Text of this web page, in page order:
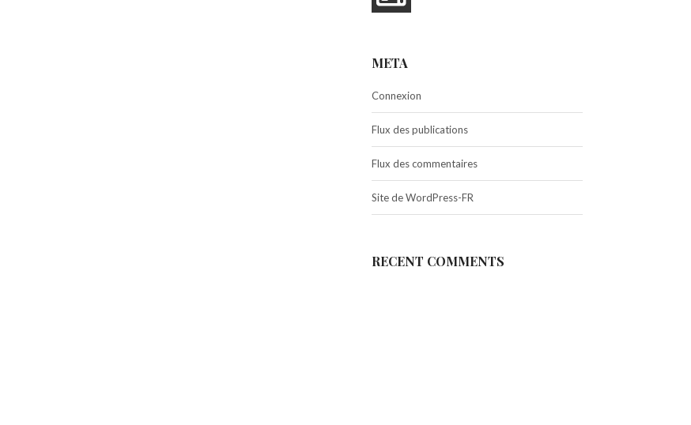
META
Connexion
Flux des publications
Flux des commentaires
Site de WordPress-FR
RECENT COMMENTS